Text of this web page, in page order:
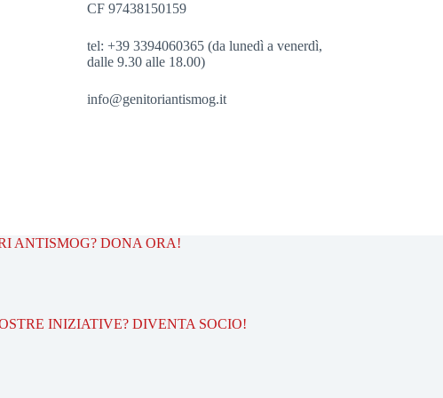
CF 97438150159
tel: +39 3394060365 (da lunedì a venerdì,
dalle 9.30 alle 18.00)
info@genitoriantismog.it
ANTISMOG? DONA ORA!
INIZIATIVE? DIVENTA SOCIO!